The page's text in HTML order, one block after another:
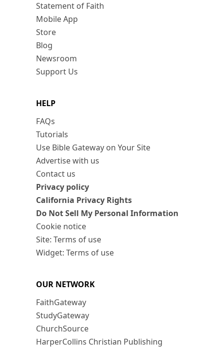
Statement of Faith
Mobile App
Store
Blog
Newsroom
Support Us
HELP
FAQs
Tutorials
Use Bible Gateway on Your Site
Advertise with us
Contact us
Privacy policy
California Privacy Rights
Do Not Sell My Personal Information
Cookie notice
Site: Terms of use
Widget: Terms of use
OUR NETWORK
FaithGateway
StudyGateway
ChurchSource
HarperCollins Christian Publishing